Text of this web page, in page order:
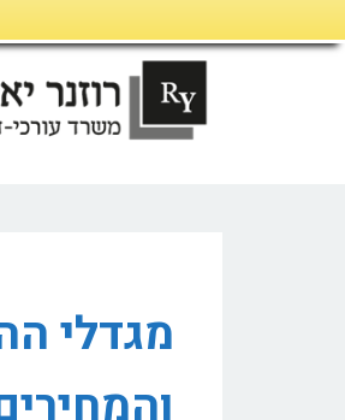
לתוכן
מגדלי